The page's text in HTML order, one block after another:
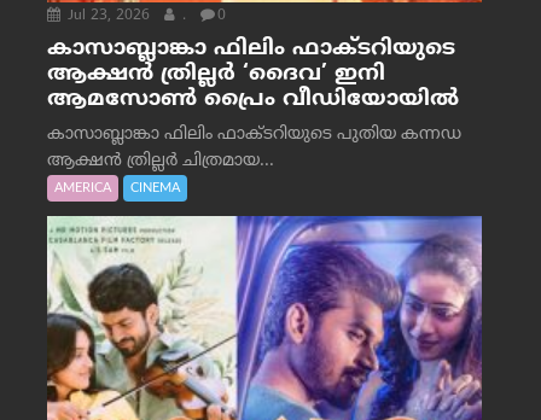
Jul 23, 2026 . 0
കാസാബ്ലാങ്കാ ഫിലിം ഫാക്ടറിയുടെ
ആക്ഷൻ ത്രില്ലർ ‘ദൈവ’ ഇനി
ആമസോൺ പ്രൈം വീഡിയോയിൽ
കാസാബ്ലാങ്കാ ഫിലിം ഫാക്ടറിയുടെ പുതിയ കന്നഡ
ആക്ഷൻ ത്രില്ലർ ചിത്രമായ...
AMERICA CINEMA